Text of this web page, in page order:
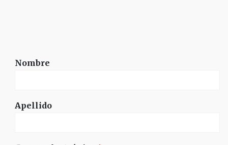
Nombre
Apellido